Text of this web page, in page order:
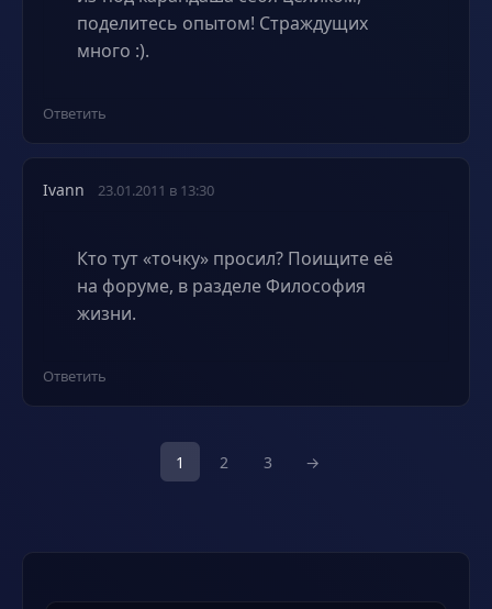
поделитесь опытом! Страждущих
много :).
Ответить
Ivann 23.01.2011 в 13:30
Кто тут «точку» просил? Поищите её
на форуме, в разделе Философия
жизни.
Ответить
1 2 3 →